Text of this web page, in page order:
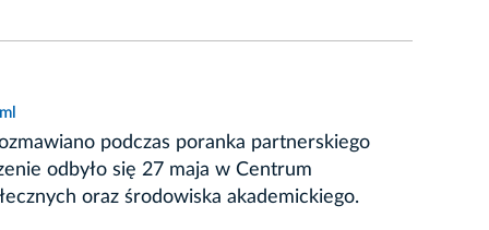
podczas poranka partnerskiego
odbyło się 27 maja w Centrum
oraz środowiska akademickiego.